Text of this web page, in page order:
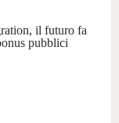
il futuro fa
pubblici